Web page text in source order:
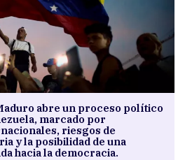
abre un proceso político
marcado por
riesgos de
y la posibilidad de una
hacia la democracia.